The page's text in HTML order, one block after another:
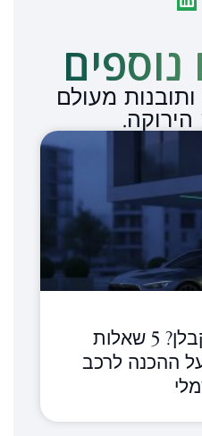
מעולם
הירוקה.
קונים דירה מקבלן? 5 שאלות
ההכנה לרכב